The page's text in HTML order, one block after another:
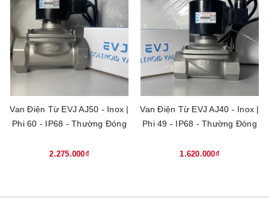
Van Điện Từ EVJ AJ50 - Inox |
Phi 60 - IP68 - Thường Đóng
2.275.000₫
Van Điện Từ EVJ AJ40 - Inox |
Phi 49 - IP68 - Thường Đóng
1.620.000₫